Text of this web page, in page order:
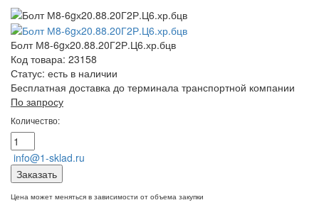
Болт М8-6gх20.88.20Г2Р.Ц6.хр.бцв
Код товара: 23158
Статус: есть в наличии
Бесплатная доставка до терминала транспортной компании
По запросу
Количество:
info@1-sklad.ru
Заказать
Цена может меняться в зависимости от объема закупки